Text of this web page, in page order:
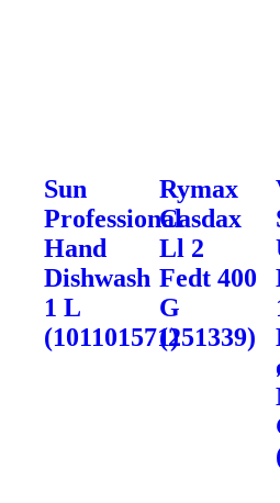
Sun
Professional
Hand
Dishwash
1 L
(101101571)
Rymax
Casdax
Ll 2
Fedt 400
G
(251339)